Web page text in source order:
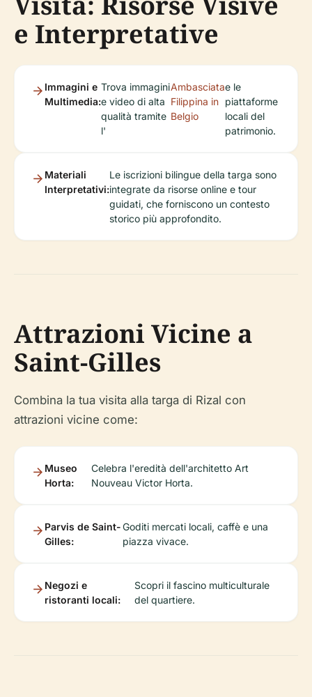
e Interpretative
Immagini e
Multimedia:
Trova immagini
e video di alta
qualità tramite
l'
Ambasciata
Filippina in
Belgio
e le
piattaforme
locali del
patrimonio.
Materiali
Interpretativi:
Le iscrizioni bilingue della targa sono
integrate da risorse online e tour
guidati, che forniscono un contesto
storico più approfondito.
Attrazioni Vicine a
Saint-Gilles
Combina la tua visita alla targa di Rizal con
attrazioni vicine come:
Museo
Horta:
Celebra l'eredità dell'architetto Art
Nouveau Victor Horta.
Parvis de Saint-
Gilles:
Goditi mercati locali, caffè e una
piazza vivace.
Negozi e
ristoranti locali:
Scopri il fascino multiculturale
del quartiere.